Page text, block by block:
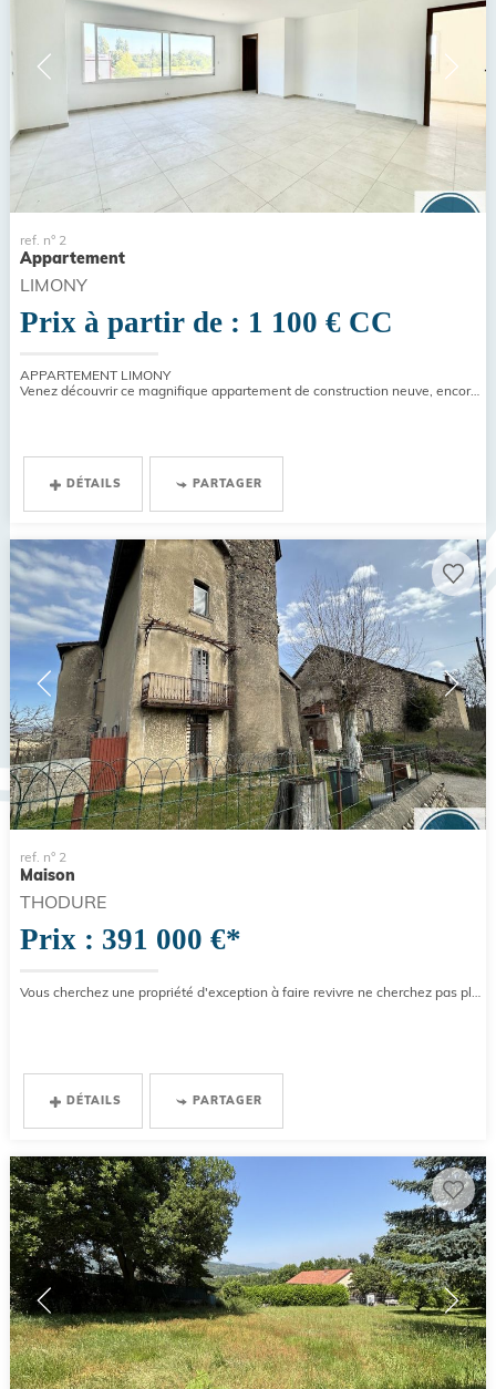
ref. n° 2
Appartement
LIMONY
Prix à partir de : 1 100 € CC
APPARTEMENT LIMONY
Venez découvrir ce magnifique appartement de construction neuve, encore jamais occupé, offrant des prestations modernes...
DÉTAILS PARTAGER
ref. n° 2
Maison
THODURE
Prix : 391 000 €*
Vous cherchez une propriété d'exception à faire revivre ne cherchez pas plus loin! le château de thodure d'origine...
DÉTAILS PARTAGER